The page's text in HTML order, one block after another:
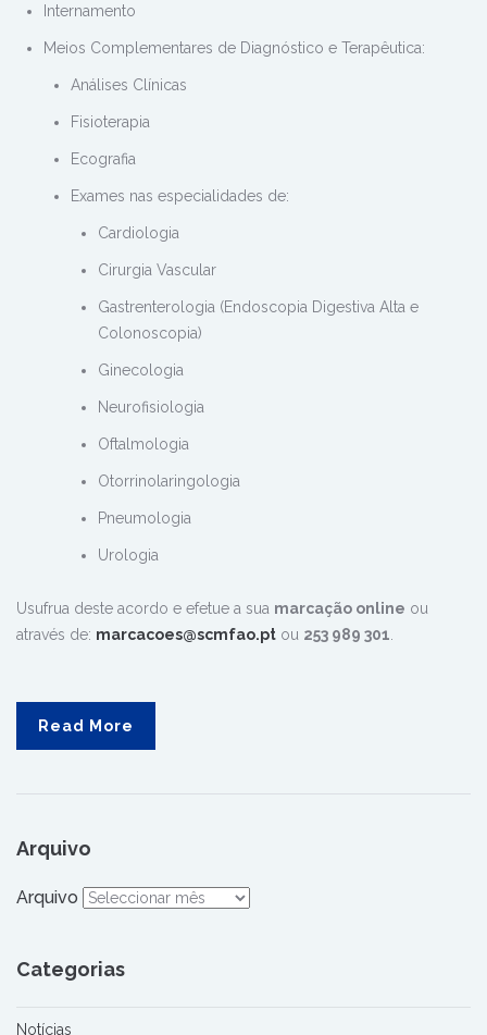
Internamento
Meios Complementares de Diagnóstico e Terapêutica:
Análises Clínicas
Fisioterapia
Ecografia
Exames nas especialidades de:
Cardiologia
Cirurgia Vascular
Gastrenterologia (Endoscopia Digestiva Alta e
Colonoscopia)
Ginecologia
Neurofisiologia
Oftalmologia
Otorrinolaringologia
Pneumologia
Urologia
Usufrua deste acordo e efetue a sua marcação online ou
através de: marcacoes@scmfao.pt ou 253 989 301
Read More
Arquivo
Arquivo
Categorias
Notícias